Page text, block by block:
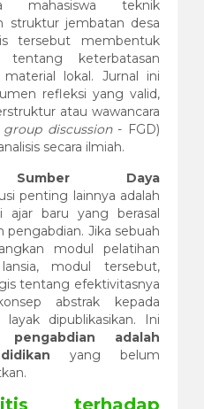
mahasiswa teknik
struktur jembatan desa
tersebut membentuk
tentang keterbatasan
lokal. Jurnal ini
refleksi yang valid,
atau wawancara
group discussion- FGD)
secara ilmiah.
Sumber Daya
penting lainnya adalah
ajar baru yang berasal
Jika sebuah
modul pelatihan
modul tersebut,
tentang efektivitasnya
abstrak kepada
layak dipublikasikan. Ini
pengabdian adalah
yang belum
terhadap